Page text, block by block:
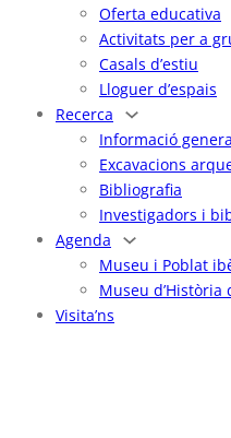
Oferta educativa
Activitats per a
Casals d’estiu
Lloguer d’espais
Recerca
Informació
Excavacions
Bibliografia
Investigadors i
Agenda
Museu i Poblat
Museu d’Història
Visita’ns